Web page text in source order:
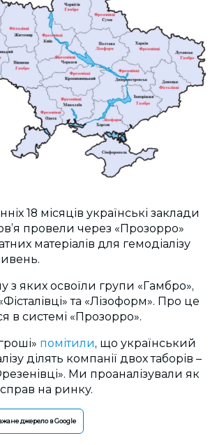
18 місяців українські заклади
провели через «Прозорро»
матеріалів для гемодіалізу
з яких освоїли групи «Гамбро»,
та «Лізоформ». Про це
в системі «Прозорро».
помітили, що український
ділять компанії двох таборів –
Ми проаналізували як
на ринку.
джерело в Google